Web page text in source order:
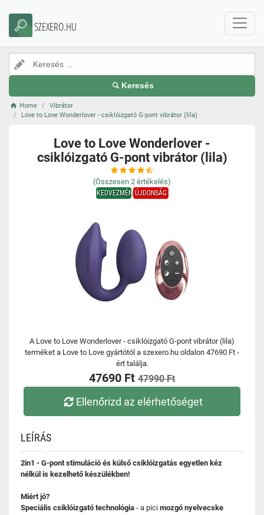
SZEXERO.HU
Keresés
Home
Vibrátor
Love to Love Wonderlover - csiklóizgató G-pont vibrátor (lila)
Love to Love Wonderlover -
csiklóizgató G-pont vibrátor (lila)
(Összesen 2 értékelés)
KEDVEZMÉNYÚJDONSÁG
A Love to Love Wonderlover - csiklóizgató G-pont vibrátor (lila)
terméket a Love to Love gyártótól a szexero.hu oldalon 47690 Ft -
ért találja.
47690 Ft 47990 Ft
Ellenőrizd az elérhetőséget
LEÍRÁS
2in1 - G-pont stimuláció és külső csiklóizgatás egyetlen kéz
nélkül is kezelhető készülékben!
Miért jó?
Speciális csiklóizgató technológia - a pici mozgó nyelvecske